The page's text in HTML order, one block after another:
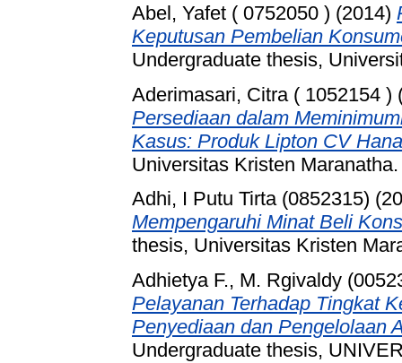
Abel, Yafet ( 0752050 ) (2014)
Keputusan Pembelian
Undergraduate thesis,
Aderimasari, Citra ( 1052154 )
Persediaan dalam
Kasus: Produk Lipton CV
Universitas Kristen Maranatha.
Adhi, I Putu Tirta (0852315)
Mempengaruhi Minat Beli
thesis, Universitas Kristen
Adhietya F., M. Rgivaldy
Pelayanan Terhadap Tingkat
Penyediaan dan Pengelolaan
Undergraduate thesis,